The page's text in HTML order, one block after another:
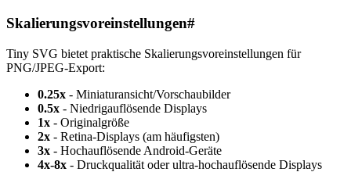
Skalierungsvoreinstellungen#
Tiny SVG bietet praktische Skalierungsvoreinstellungen für
PNG/JPEG-Export:
0.25x - Miniaturansicht/Vorschaubilder
0.5x - Niedrigauflösende Displays
1x - Originalgröße
2x - Retina-Displays (am häufigsten)
3x - Hochauflösende Android-Geräte
4x-8x - Druckqualität oder ultra-hochauflösende Displays